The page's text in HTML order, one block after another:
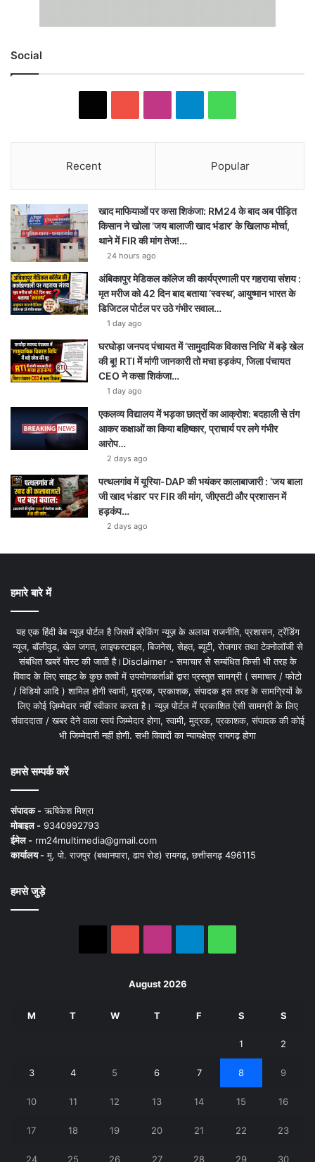
Social
Recent Popular
खाद माफियाओं पर कसा शिकंजा: RM24 के बाद अब पीड़ित
किसान ने खोला ‘जय बालाजी खाद भंडार’ के खिलाफ मोर्चा,
थाने में FIR की मांग तेज!…
24 hours ago
अंबिकापुर मेडिकल कॉलेज की कार्यप्रणाली पर गहराया संशय :
मृत मरीज को 42 दिन बाद बताया ‘स्वस्थ’, आयुष्मान भारत के
डिजिटल पोर्टल पर उठे गंभीर सवाल…
1 day ago
घरघोड़ा जनपद पंचायत में ‘सामुदायिक विकास निधि’ में बड़े खेल
की बू! RTI में मांगी जानकारी तो मचा हड़कंप, जिला पंचायत
CEO ने कसा शिकंजा…
1 day ago
एकलव्य विद्यालय में भड़का छात्रों का आक्रोश: बदहाली से तंग
आकर कक्षाओं का किया बहिष्कार, प्राचार्य पर लगे गंभीर
आरोप…
2 days ago
पत्थलगांव में यूरिया-DAP की भयंकर कालाबाजारी : ‘जय बाला
जी खाद भंडार’ पर FIR की मांग, जीएसटी और प्रशासन में
हड़कंप…
2 days ago
हमारे बारे में
यह एक हिंदी वेब न्यूज़ पोर्टल है जिसमें ब्रेकिंग न्यूज़ के अलावा राजनीति, प्रशासन, ट्रेंडिंग
न्यूज, बॉलीवुड, खेल जगत, लाइफस्टाइल, बिजनेस, सेहत, ब्यूटी, रोजगार तथा टेक्नोलॉजी से
संबंधित खबरें पोस्ट की जाती है।Disclaimer - समाचार से सम्बंधित किसी भी तरह के
विवाद के लिए साइट के कुछ तत्वों में उपयोगकर्ताओं द्वारा प्रस्तुत सामग्री ( समाचार / फोटो
/ विडियो आदि ) शामिल होगी स्वामी, मुद्रक, प्रकाशक, संपादक इस तरह के सामग्रियों के
लिए कोई ज़िम्मेदार नहीं स्वीकार करता है। न्यूज़ पोर्टल में प्रकाशित ऐसी सामग्री के लिए
संवाददाता / खबर देने वाला स्वयं जिम्मेदार होगा, स्वामी, मुद्रक, प्रकाशक, संपादक की कोई
भी जिम्मेदारी नहीं होगी. सभी विवादों का न्यायक्षेत्र रायगढ़ होगा
हमसे सम्पर्क करें
संपादक -ऋषिकेश मिश्रा
मोबाइल - 9340992793
ईमेल - rm24multimedia@gmail.com
कार्यालय -मु. पो. राजपुर (बथानपारा, ढाप रोड) रायगढ़, छत्तीसगढ़ 496115
हमसे जुड़े
August 2026
M T W T F S S
1 2
3 4 5 6 7 8 9
10 11 12 13 14 15 16
17 18 19 20 21 22 23
24 25 26 27 28 29 30